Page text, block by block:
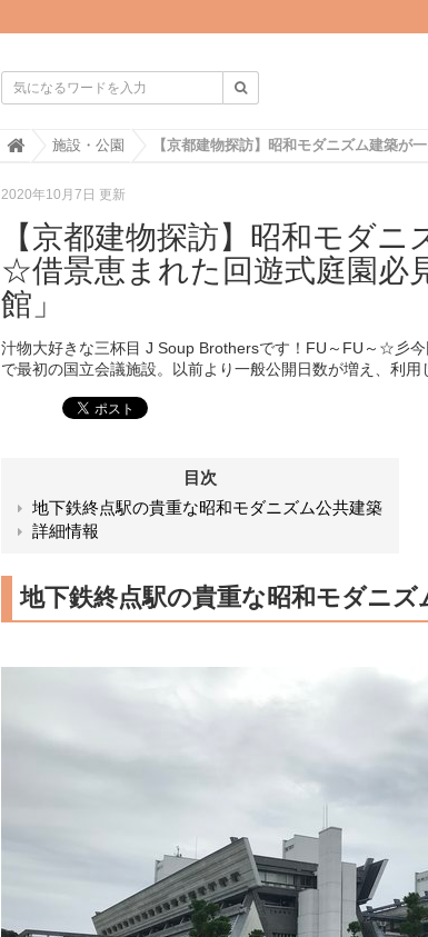
H
e
施設・公園
2020年10月7日 更新
【京都建物探訪】昭和モダニ
☆借景恵まれた回遊式庭園必
館」
汁物大好きな三杯目 J Soup Brothersです！FU～FU～☆彡
で最初の国立会議施設。以前より一般公開日数が増え、利用
目次
地下鉄終点駅の貴重な昭和モダニズム公共建築
詳細情報
地下鉄終点駅の貴重な昭和モダニズ